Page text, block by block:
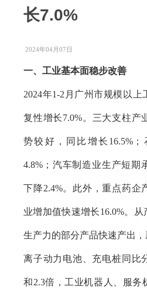
长7.0%
2024年04月07日
一、工业基本面稳步改善
2024年1-2月广州市规模以
复性增长7.0%。三大支柱产
势较好，同比增长16.5%
4.8%；汽车制造业生产短期
下降2.4%。此外，重点药企
业增加值快速增长16.0%。
生产力的部分产品快速产出
离子动力电池、充电桩同比
和2.3倍，工业机器人、服务